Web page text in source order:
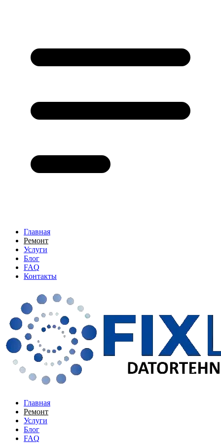
Главная
Ремонт
Услуги
Блог
FAQ
Контакты
Главная
Ремонт
Услуги
Блог
FAQ